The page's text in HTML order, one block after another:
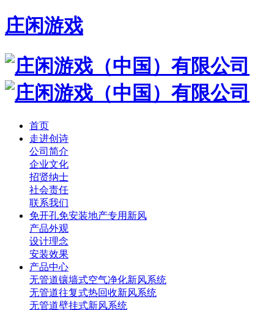
庄闲游戏
首页
走进创诗
公司简介
企业文化
招贤纳士
社会责任
联系我们
免开孔免安装地产专用新风
产品外观
设计理念
安装效果
产品中心
无管道镶墙式空气净化新风系统
无管道往复式热回收新风系统
无管道壁挂式新风系统